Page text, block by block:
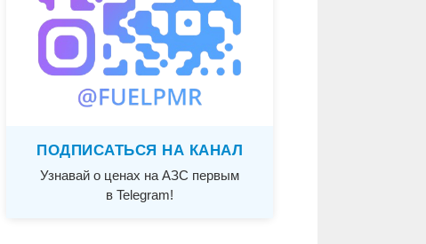
ПОДПИСАТЬСЯ НА КАНАЛ
Узнавай о ценах на АЗС первым
в Telegram!